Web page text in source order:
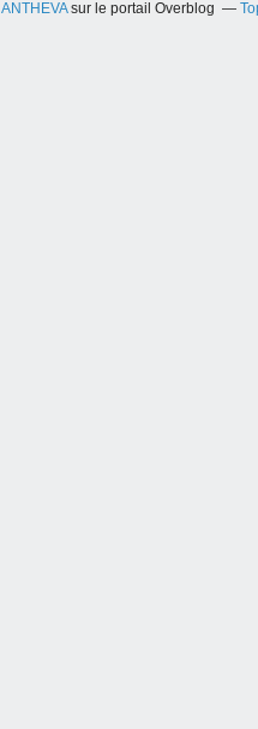
ANTHEVAsur le portail Overblog